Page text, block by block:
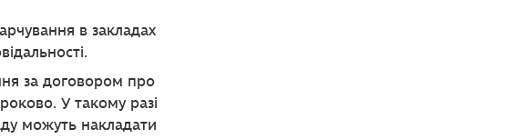
в закладах
за договором про
У такому разі
можуть накладати